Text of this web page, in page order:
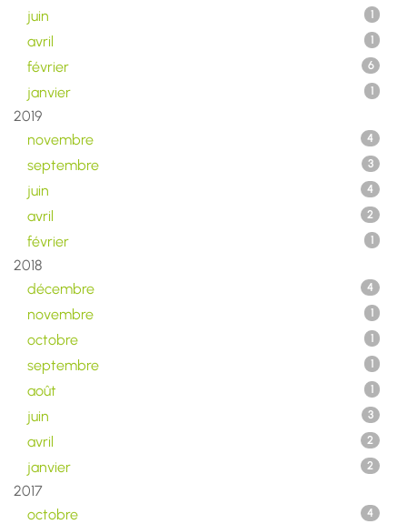
juin 1
avril 1
février 6
janvier 1
2019
novembre
4
septembre 3
juin 4
avril 2
février 1
2018
décembre
4
novembre 1
octobre 1
septembre 1
août 1
juin 3
avril 2
janvier 2
2017
octobre
4